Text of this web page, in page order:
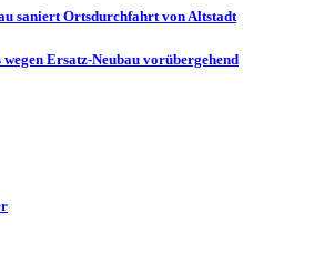
saniert Ortsdurchfahrt von Altstadt
Ersatz-Neubau vorübergehend